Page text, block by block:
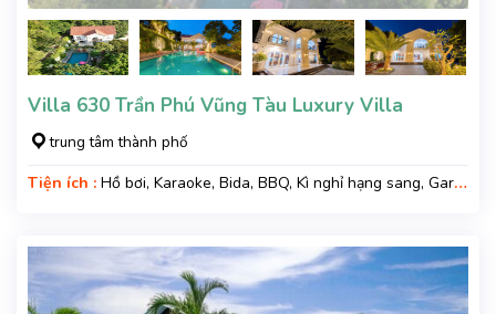
Villa 630 Trần Phú Vũng Tàu Luxury Villa
trung tâm thành phố
Tiện ích : Hồ bơi, Karaoke, Bida, BBQ, Kì nghỉ hạng sang, Gara